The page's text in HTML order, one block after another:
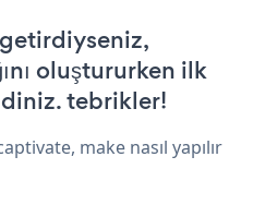
oluştururken ilk
tebrikler!
make nasıl yapılır